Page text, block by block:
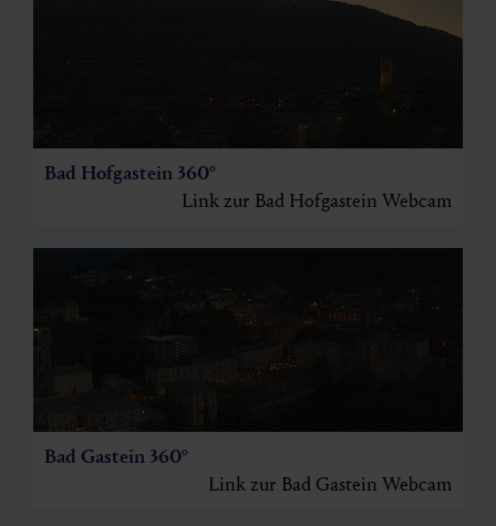
Bad Hofgastein 360°
Link zur Bad Hofgastein Webcam
Bad Gastein 360°
Link zur Bad Gastein Webcam